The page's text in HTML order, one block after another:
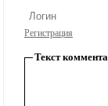
Регистрация
Текст